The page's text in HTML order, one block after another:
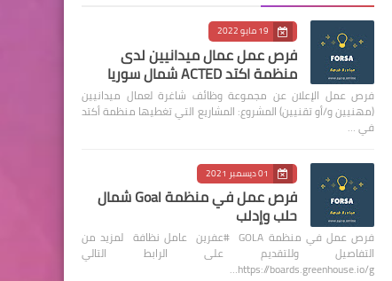
19 مايو 2022
فرص عمل عمال ميدانيين لدى
منظمة اكتد ACTED شمال سوريا
فرص عمل الإعلان عن مجموعة وظائف شاغرة لعمال ميدانيين
(مهنيين و/أو تقنيين) المشروع: المشاريع التي تغطيها منظمة أكتد
في …
01 ديسمبر 2021
فرص عمل في منظمة Goal شمال
حلب وإدلب
فرص عمل في منظمة GOLA #عفرين عامل نظافة لمزيد من
التفاصيل وللتقديم على الرابط التالي
https://boards.greenhouse.io/g…